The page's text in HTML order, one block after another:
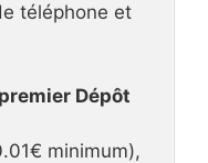
téléphone et
Dépôt
minimum),